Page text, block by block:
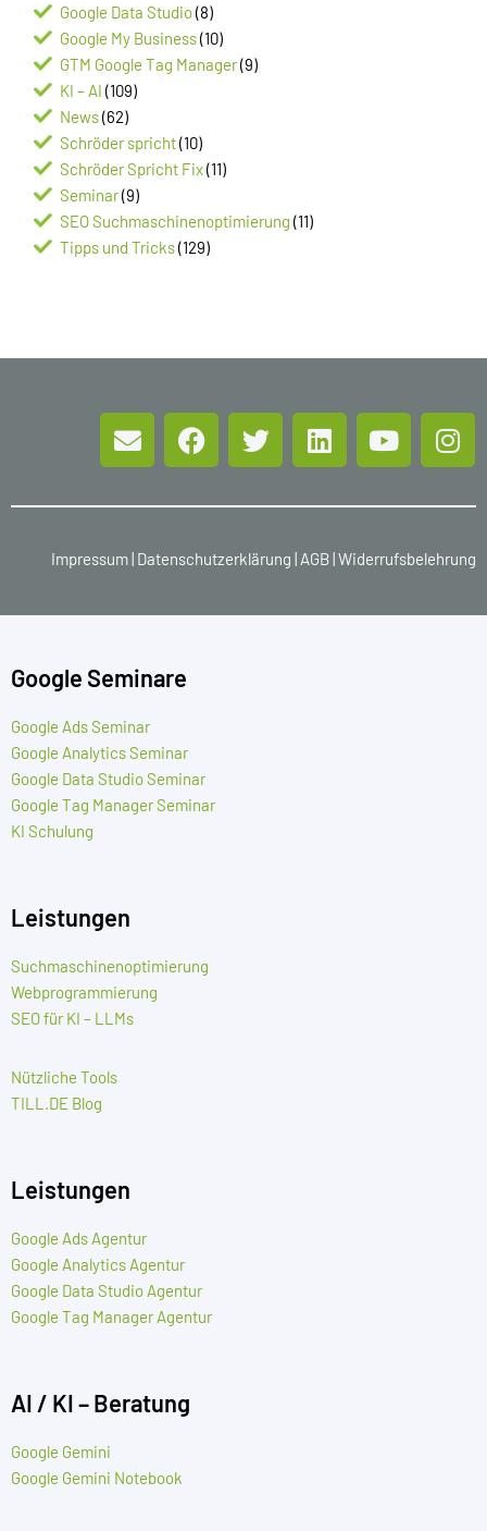
Google Data Studio(8)
Google My Business(10)
GTM Google Tag Manager(9)
KI – AI (109)
News(62)
Schröder spricht(10)
Schröder Spricht Fix(11)
Seminar(9)
SEO Suchmaschinenoptimierung (11)
Tipps und Tricks(129)
Impressum| Datenschutzerklärung | AGB|Widerrufsbelehrung
Google Seminare
Google Ads Seminar
Google Analytics Seminar
Google Data Studio Seminar
Google Tag Manager Seminar
KI Schulung
Leistungen
Suchmaschinenoptimierung
Webprogrammierung
SEO für KI – LLMs
Nützliche Tools
TILL.DE Blog
Leistungen
Google Ads Agentur
Google Analytics Agentur
Google Data Studio Agentur
Google Tag Manager Agentur
AI / KI – Beratung
Google Gemini
Google Gemini Notebook